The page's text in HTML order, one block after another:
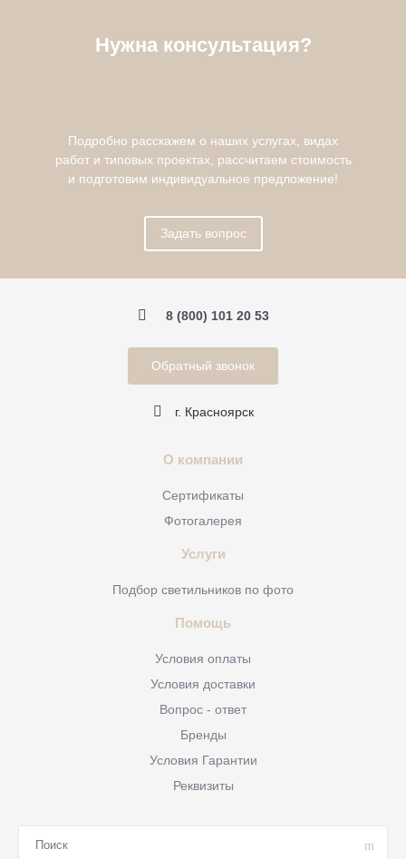
Нужна консультация?
Подробно расскажем о наших услугах, видах
работ и типовых проектах, рассчитаем стоимость
и подготовим индивидуальное предложение!
Задать вопрос
8 (800) 101 20 53
Обратный звонок
г. Красноярск
О компании
Сертификаты
Фотогалерея
Услуги
Подбор светильников по фото
Помощь
Условия оплаты
Условия доставки
Вопрос - ответ
Бренды
Условия Гарантии
Реквизиты